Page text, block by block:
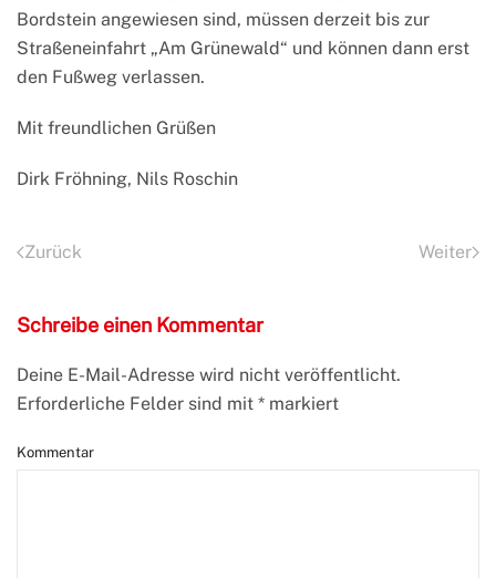
Bordstein angewiesen sind, müssen derzeit bis zur
Straßeneinfahrt „Am Grünewald“ und können dann erst
den Fußweg verlassen.
Mit freundlichen Grüßen
Dirk Fröhning, Nils Roschin
Zurück Weiter
Schreibe einen Kommentar
Deine E-Mail-Adresse wird nicht veröffentlicht.
Erforderliche Felder sind mit * markiert
Kommentar